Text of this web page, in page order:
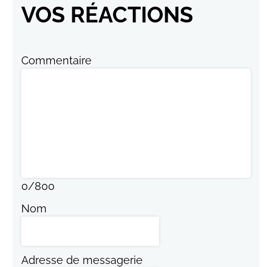
VOS RÉACTIONS
Commentaire
0/800
Nom
Adresse de messagerie